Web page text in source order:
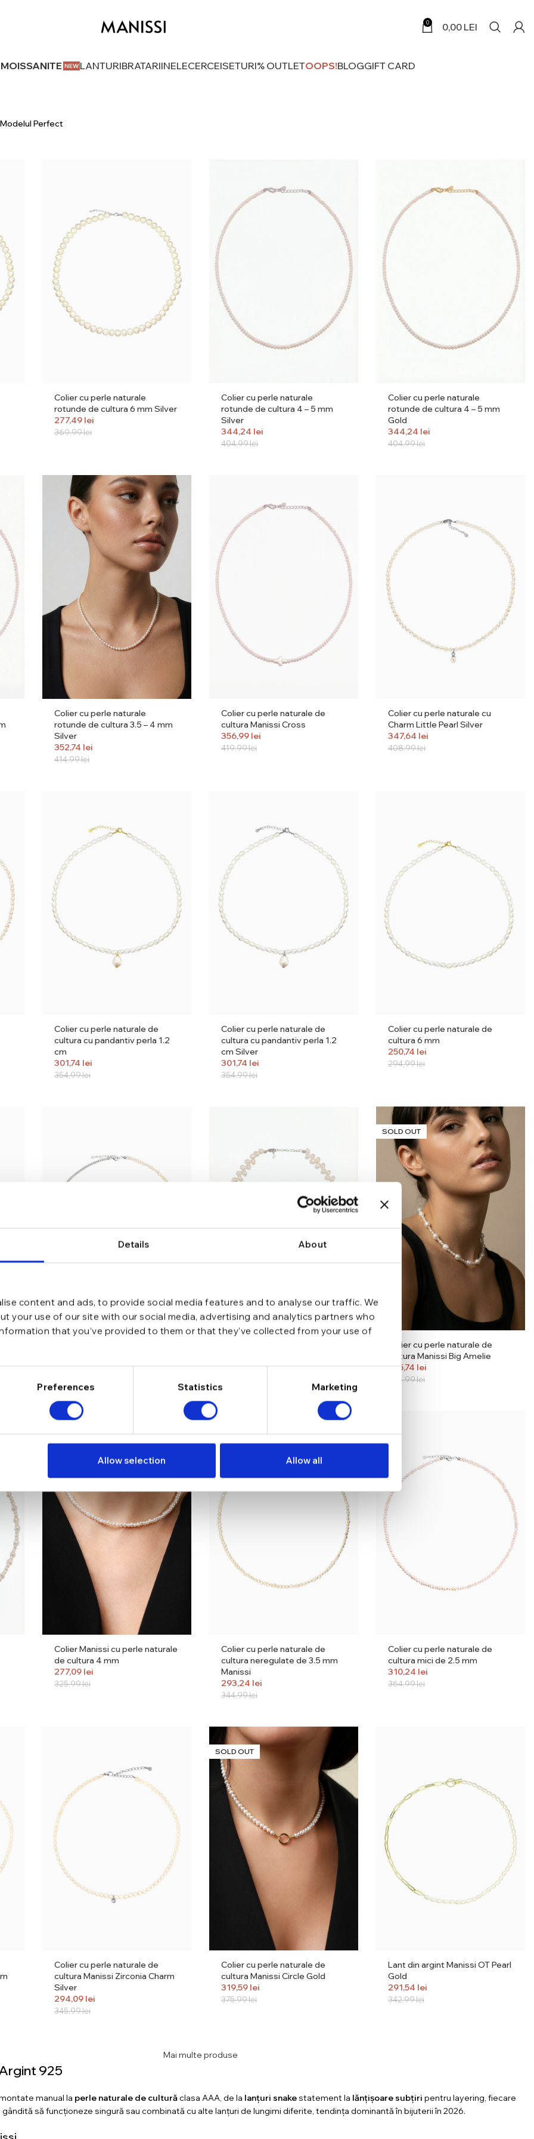
Details About
content and ads, to provide social media features and to analyse our traffic. We
your use of our site with our social media, advertising and analytics partners who
that you’ve provided to them or that they’ve collected from your use of
Preferences Statistics Marketing
Allow selection Allow all
0
0,00 LEI
LANTURIBRATARIINELECERCEISETURI% OUTLETOOPS!BLOGGIFT CARD
Perfect
Colier cu perle naturale
rotunde de cultura 6 mm Silver
369,99lei
277,49 lei
Colier cu perle naturale
rotunde de cultura 4 – 5 mm
Silver
404,99lei
344,24 lei
Colier cu perle naturale
rotunde de cultura 4 – 5 mm
Gold
404,99lei
344,24 lei
Colier cu perle naturale
rotunde de cultura 3.5 – 4 mm
Silver
414,99lei
352,74 lei
Colier cu perle naturale de
cultura Manissi Cross
419,99lei
356,99 lei
Colier cu perle naturale cu
Charm Little Pearl Silver
408,99lei
347,64 lei
Colier cu perle naturale de
cultura cu pandantiv perla 1.2
cm
354,99lei
301,74 lei
Colier cu perle naturale de
cultura cu pandantiv perla 1.2
cm Silver
354,99lei
301,74 lei
Colier cu perle naturale de
cultura 6 mm
294,99lei
250,74 lei
423,29lei 356,99lei
SOLD OUT
Colier cu perle naturale de
cultura Manissi Big Amelie
394,99lei
335,74 lei
SOLD OUT
Colier Manissi cu perle naturale
de cultura 4 mm
325,99lei
277,09 lei
SOLD OUT
Colier cu perle naturale de
cultura neregulate de 3.5 mm
Manissi
344,99lei
293,24 lei
Colier cu perle naturale de
cultura mici de 2.5 mm
364,99lei
310,24 lei
Colier cu perle naturale de
cultura Manissi Zirconia Charm
Silver
345,99lei
294,09 lei
SOLD OUT
Colier cu perle naturale de
cultura Manissi Circle Gold
375,99lei
319,59 lei
Lant din argint Manissi OT Pearl
Gold
342,99lei
291,54 lei
Mai multe produse
925
manual la perle naturale de culturăclasa AAA, de la lanțuri snakestatement la lănțișoare subțiri pentru layering, fiecare
să funcționeze singură sau combinată cu alte lanțuri de lungimi diferite, tendința dominantă în bijuterii în 2026.